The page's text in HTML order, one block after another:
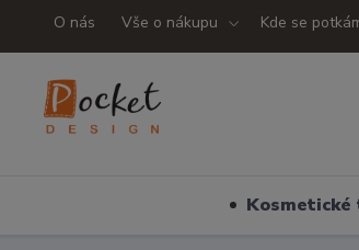
O nás Vše o nákupu Kde se
Kosmetické